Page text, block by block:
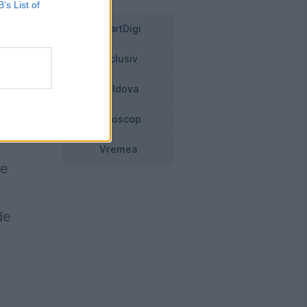
List of
SmartDigi
Exclusiv
Moldova
Horoscop
Vremea